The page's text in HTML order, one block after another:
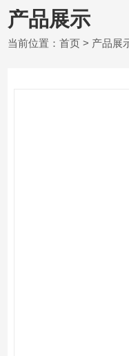
产品展示
当前位置：首页 > 产品展